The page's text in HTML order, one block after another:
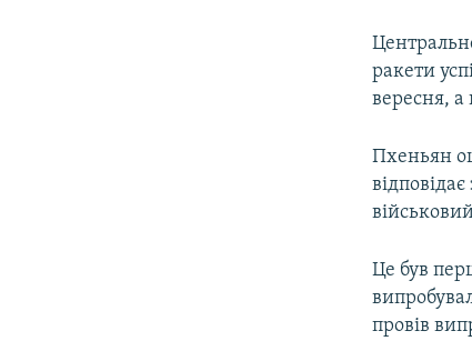
ракети
вересня, а
Пхеньян
Це був
провів